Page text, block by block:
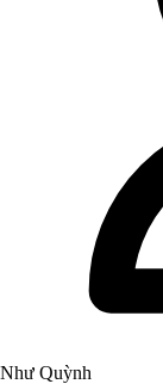
Như Quỳnh